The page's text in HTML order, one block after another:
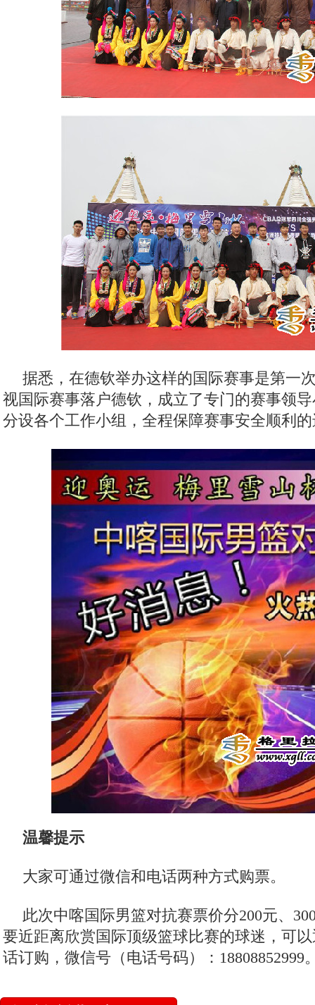
据悉，在德钦举办这样的国际赛事是第一
视国际赛事落户德钦，成立了专门的赛事领
分设各个工作小组，全程保障赛事安全顺利
温馨提示
大家可通过微信和电话两种方式购票。
此次中喀国际男篮对抗赛票价分200元、
要近距离欣赏国际顶级篮球比赛的球迷，可
话订购，微信号（电话号码）：18808852999